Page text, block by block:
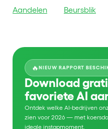
Aandelen Beursblik
🔥NIEUW RAPPORT
Download
favoriete AI
Ontdek welke AI-bedrijven
zien voor 2026 — met
ideale instapmoment.